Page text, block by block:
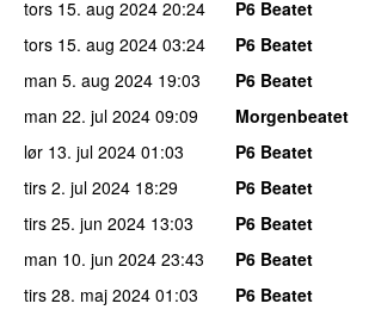
tors 15. aug 2024 20:24
P6 Beatet
tors 15. aug 2024 03:24
P6 Beatet
man 5. aug 2024 19:03
P6 Beatet
man 22. jul 2024 09:09
Morgenbeatet
lør 13. jul 2024 01:03
P6 Beatet
tirs 2. jul 2024 18:29
P6 Beatet
tirs 25. jun 2024 13:03
P6 Beatet
man 10. jun 2024 23:43
P6 Beatet
tirs 28. maj 2024 01:03
P6 Beatet